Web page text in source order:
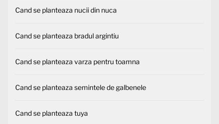
Cand se planteaza nucii din nuca
Cand se planteaza bradul argintiu
Cand se planteaza varza pentru toamna
Cand se planteaza semintele de galbenele
Cand se planteaza tuya